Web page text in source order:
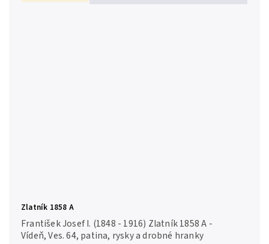
Zlatník 1858 A
František Josef I. (1848 - 1916) Zlatník 1858 A -
Vídeň, Ves. 64, patina, rysky a drobné hranky